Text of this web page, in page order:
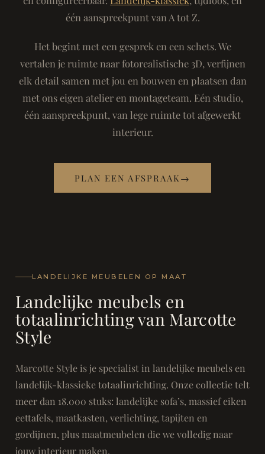
één aanspreekpunt van A tot Z.
Het begint met een gesprek en een schets. We
vertalen je ruimte naar fotorealistische 3D, verfijnen
elk detail samen met jou en bouwen en plaatsen dan
met ons eigen atelier en montageteam. Eén studio,
één aanspreekpunt, van lege ruimte tot afgewerkt
interieur.
PLAN EEN AFSPRAAK →
LANDELIJKE MEUBELEN OP MAAT
Landelijke meubels en
totaalinrichting van Marcotte
Style
Marcotte Style is je specialist in landelijke meubels en
landelijk-klassieke totaalinrichting. Onze collectie telt
meer dan 18.000 stuks: landelijke sofa’s, massief eiken
eettafels, maatkasten, verlichting, tapijten en
gordijnen, plus maatmeubelen die we volledig naar
jouw interieur maken.